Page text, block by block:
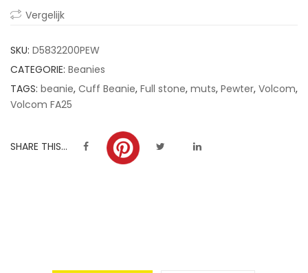
on
ratings
Vergelijk
SKU: D5832200PEW
CATEGORIE: Beanies
TAGS: beanie, Cuff Beanie, Full stone, muts, Pewter, Volcom,
Volcom FA25
SHARE THIS...